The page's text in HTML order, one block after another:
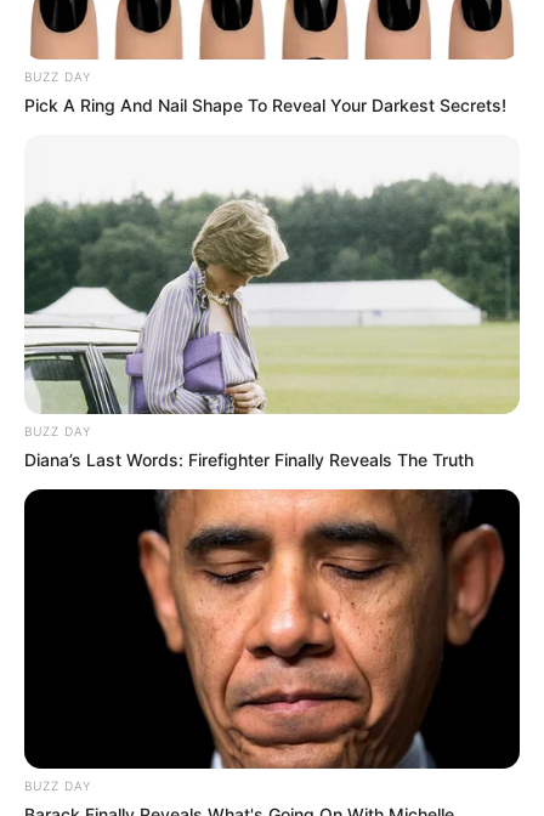
16/08/2011
Deixe seu comentário
7 Comentários
JULIETA ILLIPRONTI há 15 anos
PARABÉNS , PELA EDIÇAÕ DA REVISTA SEUS
TRBALHOS SAÕ LINDOS.
kátia amorim há 15 anos
parabéns seus trabalhos estão lindos eu amei.
bruna gabriela ferreira dos santos há 15 anos
quero parabenizar por esse lindo trabalho de vcs. são
todos lindos. adoro artezanato e pretendo iniciar
BUZZ DAY
Pick A Ring And Nail Shape To Reveal Your Darkest Secrets!
BUZZ DAY
Diana’s Last Words: Firefighter Finally Reveals The Truth
BUZZ DAY